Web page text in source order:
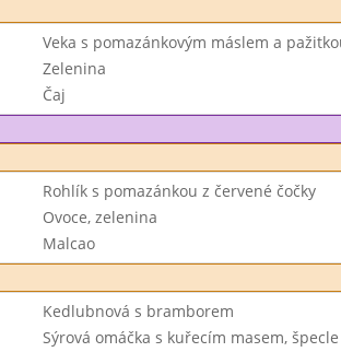
Veka s pomazánkovým máslem a
Zelenina
Čaj
Rohlík s pomazánkou z červené čočky
Ovoce, zelenina
Malcao
Kedlubnová s bramborem
Sýrová omáčka s kuřecím masem, špecle